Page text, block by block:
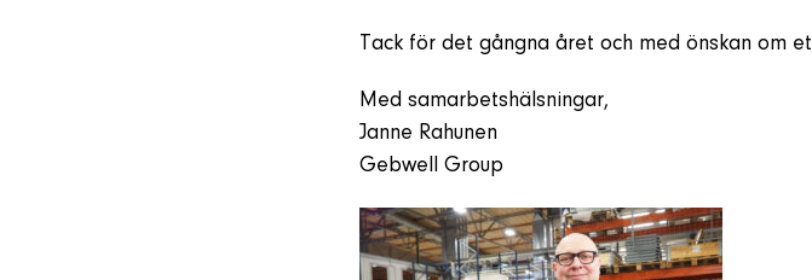
Tack för det gångna året och med önskan om
Med samarbetshälsningar,
Janne Rahunen
Gebwell Group